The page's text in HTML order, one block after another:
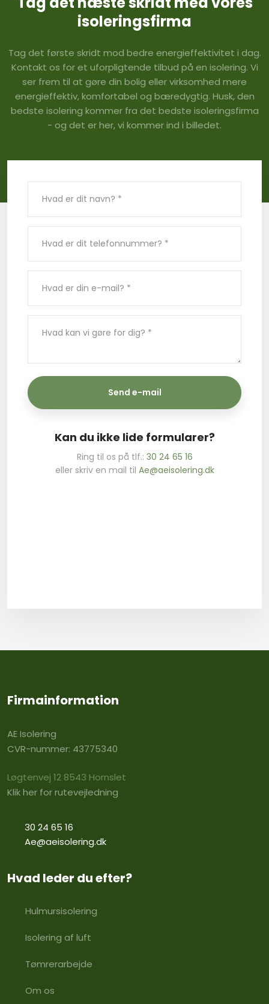
isoleringsfirma
Tag det første skridt mod bedre energieffektivitet i dag.
Kontakt os for et uforpligtende tilbud på en isolering. Vi
ser frem til at gøre din bolig eller virksomhed mere
energieffektiv, komfortabel og bæredygtig. Husk, den
bedste isolering kommer fra det bedste isoleringsfirma
- og det er her, vi kommer ind i billedet.
​Kan du ikke lide formularer?
Ring til os på tlf.: 30 24 65 16
​eller skriv en mail til Ae@aeisolering.dk
Firmainformation
AE Isolering
CVR-nummer: 43775340
Løgtenvej 12 8543 Hornslet
​Klik her for rutevejledning​
30 24 65 16
Ae@aeisolering.dk
Hvad leder du efter?
Hulmursisolering
Isolering af luft
Tømrerarbejde​
Om os